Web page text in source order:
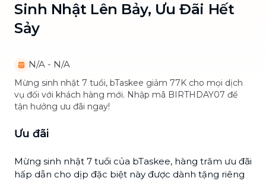
Sinh Nhật Lên Bảy, Ưu Đãi Hết
Sảy
N/A - N/A
Mừng sinh nhật 7 tuổi, bTaskee giảm 77K cho mọi dịch
vụ đối với khách hàng mới. Nhập mã BIRTHDAY07 để
tận hưởng ưu đãi ngay!
Ưu đãi
Mừng sinh nhật 7 tuổi của bTaskee, hàng trăm ưu đãi
hấp dẫn cho dịp đặc biệt này được dành tặng riêng